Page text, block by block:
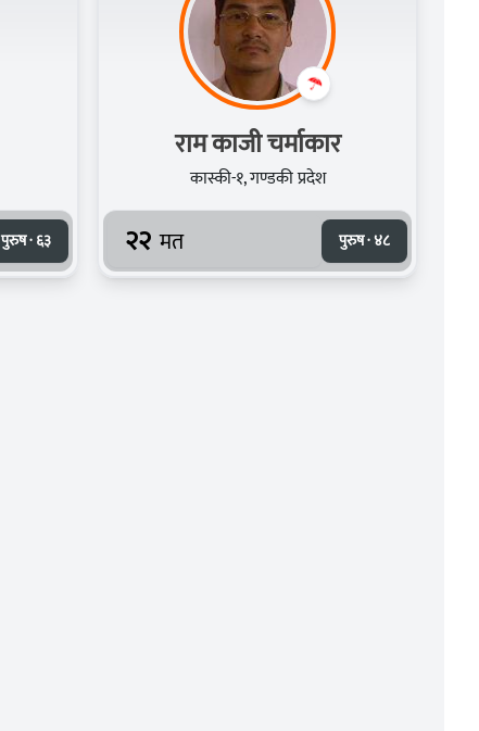
पुरुष · ६३
राम काजी चर्माकार
कास्की-१, गण्डकी प्रदेश
२२ मत पुरुष · ४८